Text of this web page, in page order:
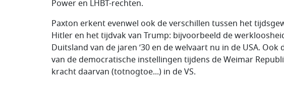
Power en LHBT-rechten.
Paxton erkent evenwel ook de verschillen tussen het
Hitler en het tijdvak van Trump: bijvoorbeeld de
Duitsland van de jaren ’30 en de welvaart nu in de USA. Ook
van de democratische instellingen tijdens de Weimar
kracht daarvan (totnogtoe...) in de VS.